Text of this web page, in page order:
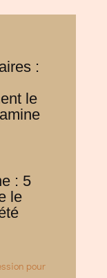
:
le
: 5
le